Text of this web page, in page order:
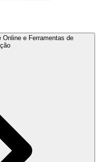
Online e Ferramentas de